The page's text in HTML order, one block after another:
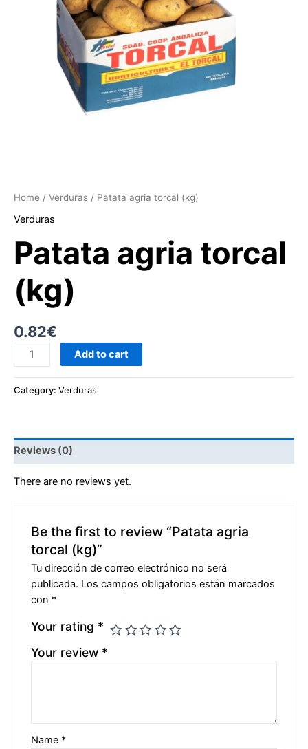
Home / Verduras / Patata agria torcal (kg)
Verduras
Patata agria torcal
(kg)
0.82€
Add to cart
Category: Verduras
Reviews (0)
There are no reviews yet.
Be the first to review “Patata agria
torcal (kg)”
Tu dirección de correo electrónico no será
publicada. Los campos obligatorios están marcados
con *
Your rating *
Your review *
Name *